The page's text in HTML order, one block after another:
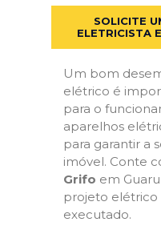
SOLICITE
ELETRICISTA
Um bom
elétrico é
para o
aparelhos
para garantir a
imóvel. Conte
Grifo em
projeto
executado.